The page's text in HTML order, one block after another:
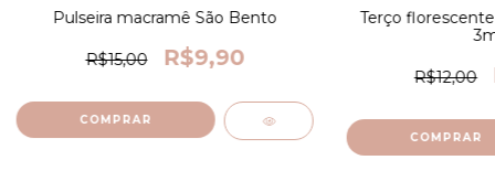
Pulseira macramê São Bento
R$15,00 R$9,90
Terço
R$12,00